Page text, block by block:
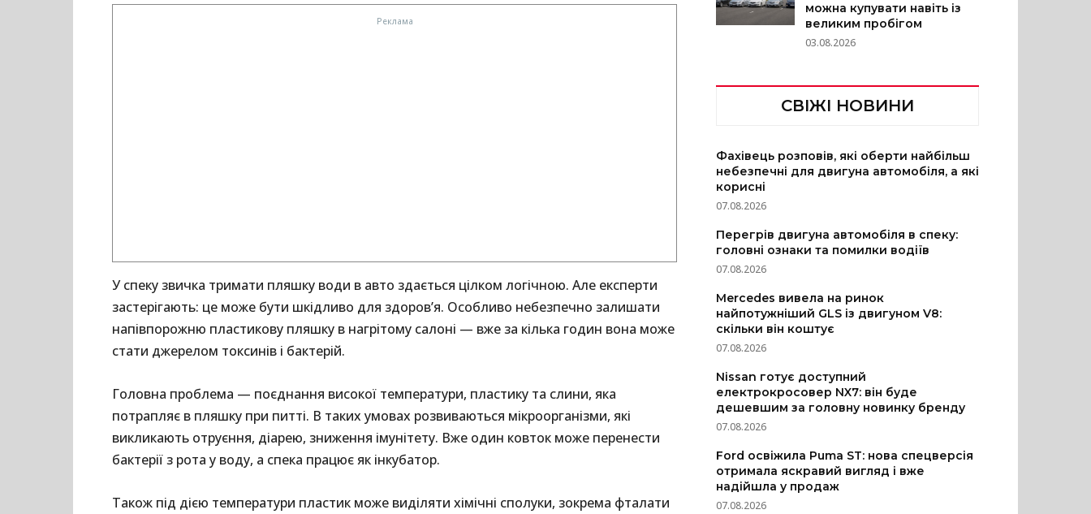
У спеку звичка тримати пляшку води в авто здається цілком логічною. Але експерти
застерігають: це може бути шкідливо для здоров’я. Особливо небезпечно залишати
напівпорожню пластикову пляшку в нагрітому салоні — вже за кілька годин вона може
стати джерелом токсинів і бактерій.
Головна проблема — поєднання високої температури, пластику та слини, яка
потрапляє в пляшку при питті. В таких умовах розвиваються мікроорганізми, які
викликають отруєння, діарею, зниження імунітету. Вже один ковток може перенести
бактерії з рота у воду, а спека працює як інкубатор.
Також під дією температури пластик може виділяти хімічні сполуки, зокрема фталати
можна купувати навіть із
великим пробігом
03.08.2026
СВІЖІ НОВИНИ
Фахівець розповів, які оберти найбільш
небезпечні для двигуна автомобіля, а які
корисні
07.08.2026
Перегрів двигуна автомобіля в спеку:
головні ознаки та помилки водіїв
07.08.2026
Mercedes вивела на ринок
найпотужніший GLS із двигуном V8:
скільки він коштує
07.08.2026
Nissan готує доступний
електрокросовер NX7: він буде
дешевшим за головну новинку бренду
07.08.2026
Ford освіжила Puma ST: нова спецверсія
отримала яскравий вигляд і вже
надійшла у продаж
07.08.2026